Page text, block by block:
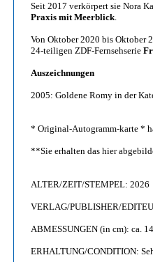
Seit 2017 verkörpert sie Nora
Praxis mit Meerblick.
Von Oktober 2020 bis Oktober
24-teiligen ZDF-Fernsehserie
Auszeichnungen
2005: Goldene Romy in der
* Original-Autogramm-karte *
**Sie erhalten das hier
ALTER/ZEIT/STEMPEL: 2026
VERLAG/PUBLISHER/
ABMESSUNGEN (in cm): ca.
ERHALTUNG/CONDITION: